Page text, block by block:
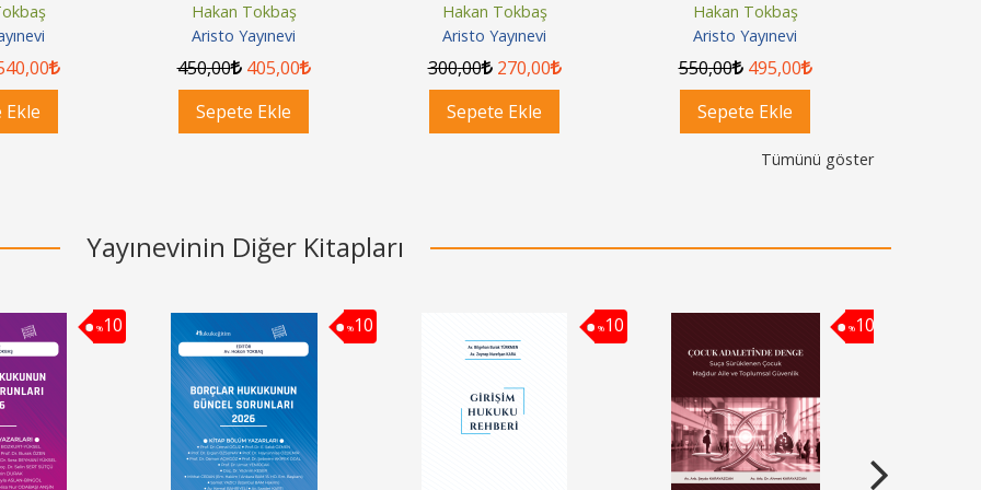
,00
Ekle
Hakan Tokbaş
Aristo Yayınevi
450,00 405,00
Sepete Ekle
Hakan Tokbaş
Aristo Yayınevi
300,00 270,00
Sepete Ekle
Hakan Tokbaş
Aristo Yayınevi
550,00 495,00
Sepete Ekle
Tümünü göster
Yayınevinin Diğer Kitapları
%10 %10 %10 %10